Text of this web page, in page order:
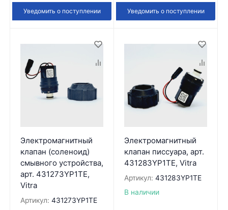
Уведомить о поступлении Уведомить о поступлении
Электромагнитный
клапан (соленоид)
смывного устройства,
арт. 431273YP1TE,
Vitra
Артикул: 431273YP1TE
Электромагнитный
клапан писсуара, арт.
431283YP1TE, Vitra
Артикул: 431283YP1TE
В наличии